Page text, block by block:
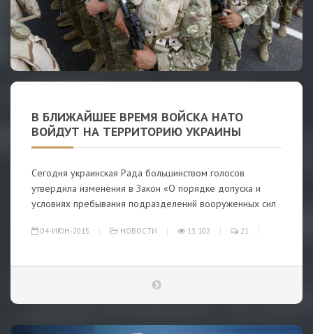
В БЛИЖАЙШЕЕ ВРЕМЯ ВОЙСКА НАТО
ВОЙДУТ НА ТЕРРИТОРИЮ УКРАИНЫ
Сегодня украинская Рада большинством голосов
утвердила изменения в Закон «О порядке допуска и
условиях пребывания подразделений вооруженных сил
04-ИЮН-2015 НОВОСТИ 13 102 21